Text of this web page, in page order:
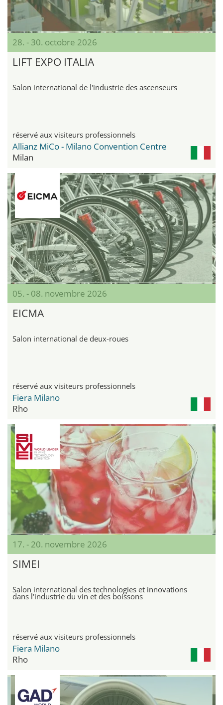
28. - 30. octobre 2026
LIFT EXPO ITALIA
Salon international de l'industrie des ascenseurs
réservé aux visiteurs professionnels
Allianz MiCo - Milano Convention Centre
Milan
05. - 08. novembre 2026
EICMA
Salon international de deux-roues
réservé aux visiteurs professionnels
Fiera Milano
Rho
17. - 20. novembre 2026
SIMEI
Salon international des technologies et innovations
dans l'industrie du vin et des boissons
réservé aux visiteurs professionnels
Fiera Milano
Rho